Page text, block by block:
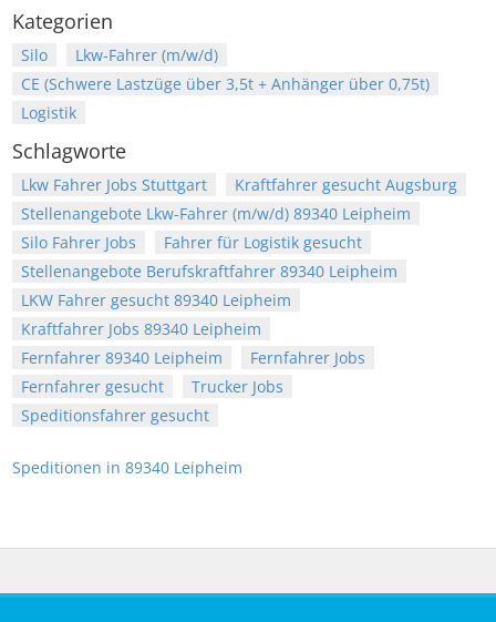
Kategorien
Silo
Lkw-Fahrer (m/w/d)
CE (Schwere Lastzüge über 3,5t + Anhänger über 0,75t)
Logistik
Schlagworte
Lkw Fahrer Jobs Stuttgart
Kraftfahrer gesucht Augsburg
Stellenangebote Lkw-Fahrer (m/w/d) 89340 Leipheim
Silo Fahrer Jobs
Fahrer für Logistik gesucht
Stellenangebote Berufskraftfahrer 89340 Leipheim
LKW Fahrer gesucht 89340 Leipheim
Kraftfahrer Jobs 89340 Leipheim
Fernfahrer 89340 Leipheim
Fernfahrer Jobs
Fernfahrer gesucht
Trucker Jobs
Speditionsfahrer gesucht
Speditionen in 89340 Leipheim